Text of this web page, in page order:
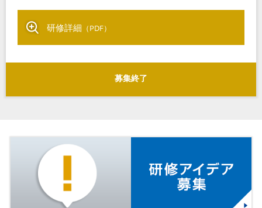
研修詳細 （PDF）
募集終了